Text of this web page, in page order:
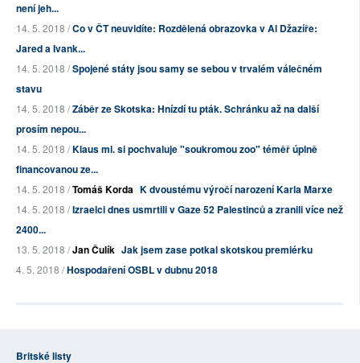
není jeh...
14. 5. 2018 /Co v ČT neuvidíte: Rozdělená obrazovka v Al Džazíře:
Jared a Ivank...
14. 5. 2018 /Spojené státy jsou samy se sebou v trvalém válečném
stavu
14. 5. 2018 /Záběr ze Skotska: Hnízdí tu pták. Schránku až na další
prosím nepou...
14. 5. 2018 /Klaus ml. si pochvaluje "soukromou zoo" téměř úplně
financovanou ze...
14. 5. 2018 /Tomáš Korda K dvoustému výročí narození Karla Marxe
14. 5. 2018 /Izraelci dnes usmrtili v Gaze 52 Palestinců a zranili více než
2400...
13. 5. 2018 /Jan Čulík Jak jsem zase potkal skotskou premiérku
4. 5. 2018 /Hospodaření OSBL v dubnu 2018
Britské listy